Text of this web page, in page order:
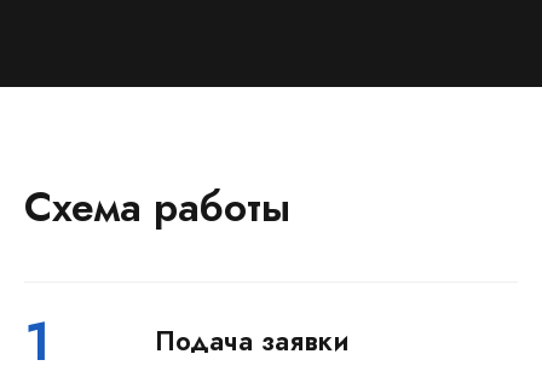
Схема работы
1 Подача заявки